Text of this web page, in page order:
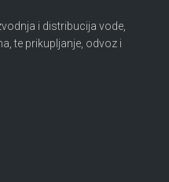
i distribucija vode,
te prikupljanje, odvoz i